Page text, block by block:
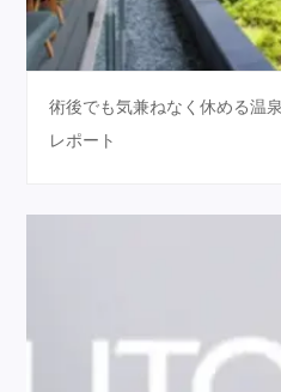
術後でも気兼ねなく休める温
レポート